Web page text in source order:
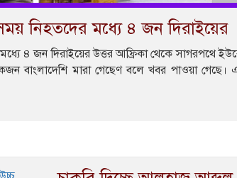
নিহতদের মধ্যে ৪ জন দিরাইয়ের
৪ জন দিরাইয়ের উত্তর আফ্রিকা থেকে সাগরপথে
বাংলাদেশি মারা গেছেণ বলে খবর পাওয়া গেছে।